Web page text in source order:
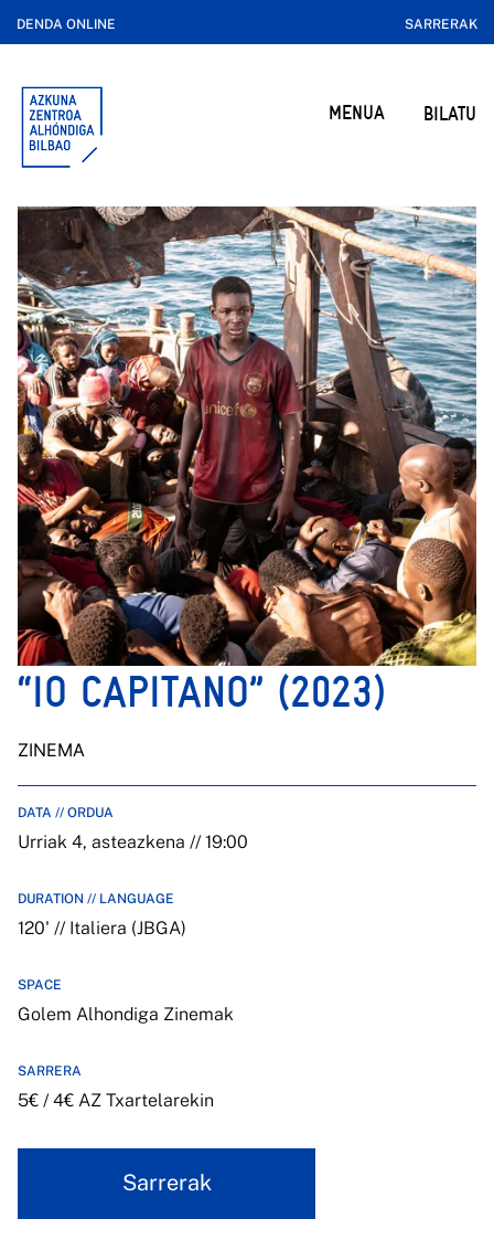
DENDA ONLINE SARRERAK
MENUA BILATU
“IO CAPITANO” (2023)
ZINEMA
DATA // ORDUA
Urriak 4, asteazkena // 19:00
DURATION // LANGUAGE
120' // Italiera (JBGA)
SPACE
Golem Alhondiga Zinemak
SARRERA
5€ / 4€ AZ Txartelarekin
Sarrerak